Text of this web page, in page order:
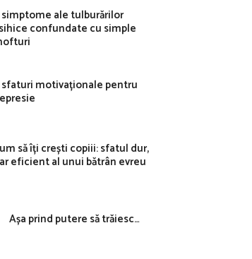
ale tulburărilor
confundate cu simple
motivaționale pentru
să îți crești copiii: sfatul dur,
eficient al unui bătrân evreu
Așa prind putere să trăiesc…